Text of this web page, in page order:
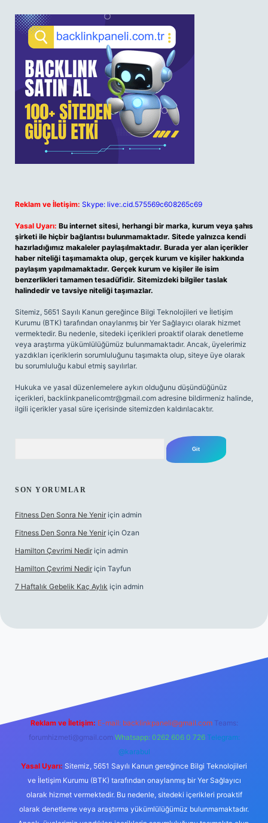
Reklam ve İletişim: Skype: live:.cid.575569c608265c69
Yasal Uyarı: Bu internet sitesi, herhangi bir marka, kurum veya şahıs
şirketi ile hiçbir bağlantısı bulunmamaktadır. Sitede yalnızca kendi
hazırladığımız makaleler paylaşılmaktadır. Burada yer alan içerikler
haber niteliği taşımamakta olup, gerçek kurum ve kişiler hakkında
paylaşım yapılmamaktadır. Gerçek kurum ve kişiler ile isim
benzerlikleri tamamen tesadüfidir. Sitemizdeki bilgiler taslak
halindedir ve tavsiye niteliği taşımazlar.
Sitemiz, 5651 Sayılı Kanun gereğince Bilgi Teknolojileri ve İletişim
Kurumu (BTK) tarafından onaylanmış bir Yer Sağlayıcı olarak hizmet
vermektedir. Bu nedenle, sitedeki içerikleri proaktif olarak denetleme
veya araştırma yükümlülüğümüz bulunmamaktadır. Ancak, üyelerimiz
yazdıkları içeriklerin sorumluluğunu taşımakta olup, siteye üye olarak
bu sorumluluğu kabul etmiş sayılırlar.
Hukuka ve yasal düzenlemelere aykırı olduğunu düşündüğünüz
içerikleri, backlinkpanelicomtr@gmail.com adresine bildirmeniz halinde,
ilgili içerikler yasal süre içerisinde sitemizden kaldırılacaktır.
SON YORUMLAR
Fitness Den Sonra Ne Yenir için admin
Fitness Den Sonra Ne Yenir için Ozan
Hamilton Çevrimi Nedir için admin
Hamilton Çevrimi Nedir için Tayfun
7 Haftalık Gebelik Kaç Aylık için admin
Reklam ve İletişim: E-mail: backlinkpaneli@gmail.com Teams:
forumhizmeti@gmail.com Whatsapp: 0262 606 0 726 Telegram:
@karabul
Yasal Uyarı: Sitemiz, 5651 Sayılı Kanun gereğince Bilgi Teknolojileri
ve İletişim Kurumu (BTK) tarafından onaylanmış bir Yer Sağlayıcı
olarak hizmet vermektedir. Bu nedenle, sitedeki içerikleri proaktif
olarak denetleme veya araştırma yükümlülüğümüz bulunmamaktadır.